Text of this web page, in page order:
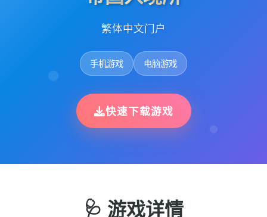
繁体中文门户
手机游戏 电脑游戏
快速下载游戏
🩺 游戏详情